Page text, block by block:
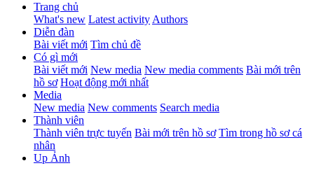
Trang chủ
What's new Latest activity Authors
Diễn đàn
Bài viết mới Tìm chủ đề
Có gì mới
Bài viết mới New media New media comments Bài mới trên
hồ sơ Hoạt động mới nhất
Media
New media New comments Search media
Thành viên
Thành viên trực tuyến Bài mới trên hồ sơ Tìm trong hồ sơ cá
nhân
Up Ảnh